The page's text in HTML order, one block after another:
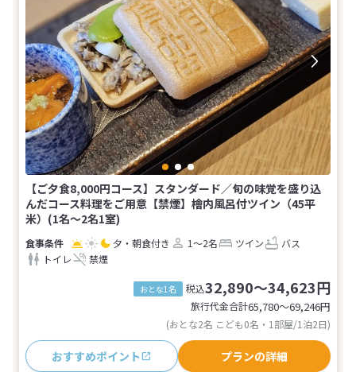
【ご夕食8,000円コース】スタンダード／旬の味覚を盛り込
んだコース料理をご用意【禁煙】檜内風呂付ツイン（45平
米）(1名～2名1室)
夕・朝食付き 1～2名 ツイン
バス
トイレ
禁煙
おとな1名 税込32,890～34,623円
旅行代金合計65,780〜69,246円
(おとな2名 こども0名・1部屋/1泊2日)
おすすめポイント プランの詳細